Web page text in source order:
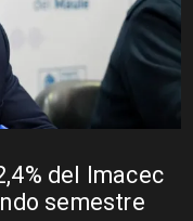
del Imacec
semestre